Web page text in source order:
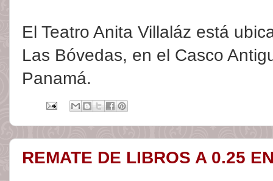
El Teatro Anita Villaláz está
Las Bóvedas, en el Casco
Panamá.
REMATE DE LIBROS A 0.25